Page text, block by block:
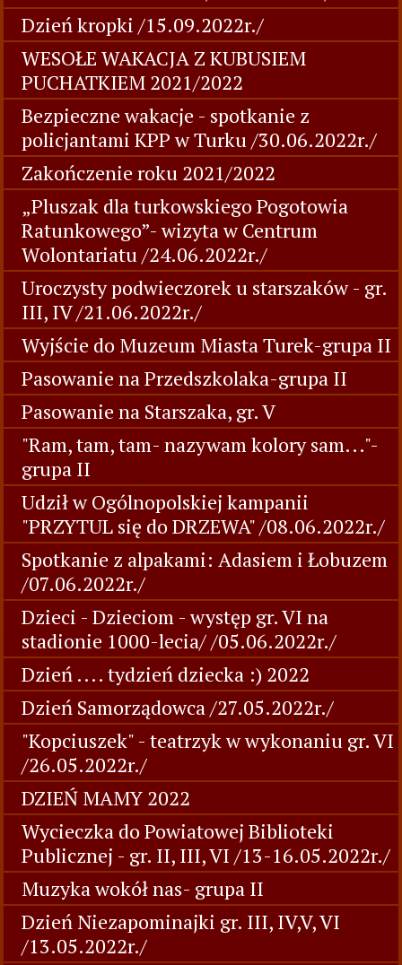
Dzień kropki /15.09.2022r./
WESOŁE WAKACJA Z KUBUSIEM
PUCHATKIEM 2021/2022
Bezpieczne wakacje - spotkanie z
policjantami KPP w Turku /30.06.2022r./
Zakończenie roku 2021/2022
„Pluszak dla turkowskiego Pogotowia
Ratunkowego”- wizyta w Centrum
Wolontariatu /24.06.2022r./
Uroczysty podwieczorek u starszaków - gr.
III, IV /21.06.2022r./
Wyjście do Muzeum Miasta Turek-grupa II
Pasowanie na Przedszkolaka-grupa II
Pasowanie na Starszaka, gr. V
"Ram, tam, tam- nazywam kolory sam..."-
grupa II
Udził w Ogólnopolskiej kampanii
"PRZYTUL się do DRZEWA" /08.06.2022r./
Spotkanie z alpakami: Adasiem i Łobuzem
/07.06.2022r./
Dzieci - Dzieciom - występ gr. VI na
stadionie 1000-lecia/ /05.06.2022r./
Dzień .... tydzień dziecka :) 2022
Dzień Samorządowca /27.05.2022r./
"Kopciuszek" - teatrzyk w wykonaniu gr. VI
/26.05.2022r./
DZIEŃ MAMY 2022
Wycieczka do Powiatowej Biblioteki
Publicznej - gr. II, III, VI /13-16.05.2022r./
Muzyka wokół nas- grupa II
Dzień Niezapominajki gr. III, IV,V, VI
/13.05.2022r./